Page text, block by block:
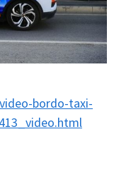
bordo-taxi-